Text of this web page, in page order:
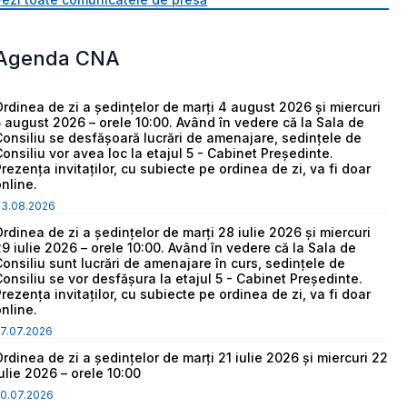
CNA
de zi a ședințelor de marți 4 august 2026 și miercuri
august 2026 – orele 10:00. Având în vedere că la Sala de
se desfășoară lucrări de amenajare, sedințele de
vor avea loc la etajul 5 - Cabinet Președinte.
invitaților, cu subiecte pe ordinea de zi, va fi doar
de zi a ședințelor de marți 28 iulie 2026 și miercuri
iulie 2026 – orele 10:00. Având în vedere că la Sala de
sunt lucrări de amenajare în curs, sedințele de
se vor desfășura la etajul 5 - Cabinet Președinte.
invitaților, cu subiecte pe ordinea de zi, va fi doar
de zi a ședințelor de marți 21 iulie 2026 și miercuri 22
2026 – orele 10:00